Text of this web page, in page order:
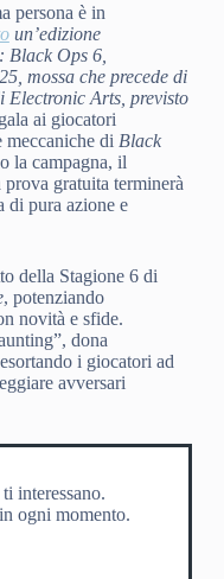
persona è in
un’edizione
Black Ops 6,
mossa che precede di
Electronic Arts, previsto
ai giocatori
meccaniche di Black
la campagna, il
gratuita terminerà
di pura azione e
della Stagione 6 di
, potenziando
novità e sfide.
dona
i giocatori ad
avversari
interessano.
ogni momento.